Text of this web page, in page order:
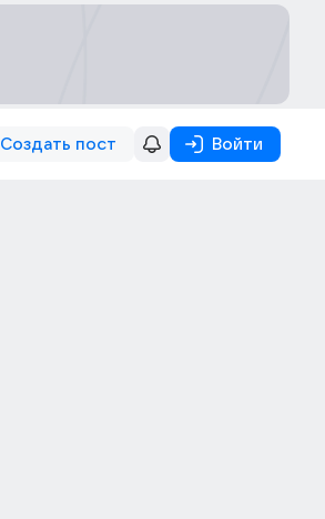
Создать пост Войти